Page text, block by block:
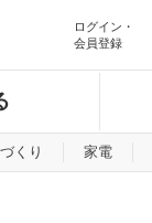
ログイン・
会員登録
くり 家電